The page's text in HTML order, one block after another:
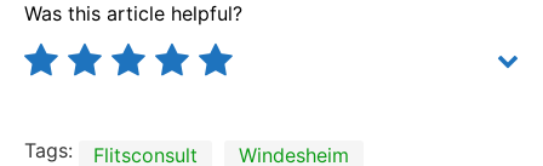
Was this article helpful?
Tags: Flitsconsult Windesheim